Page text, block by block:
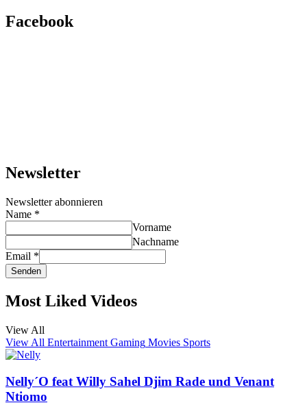
Facebook
Newsletter
Newsletter abonnieren
Name *
Vorname
Nachname
Email *
Senden
Most Liked Videos
View All
View All Entertainment Gaming Movies Sports
Nelly´O feat Willy Sahel Djim Rade und Venant
Ntiomo